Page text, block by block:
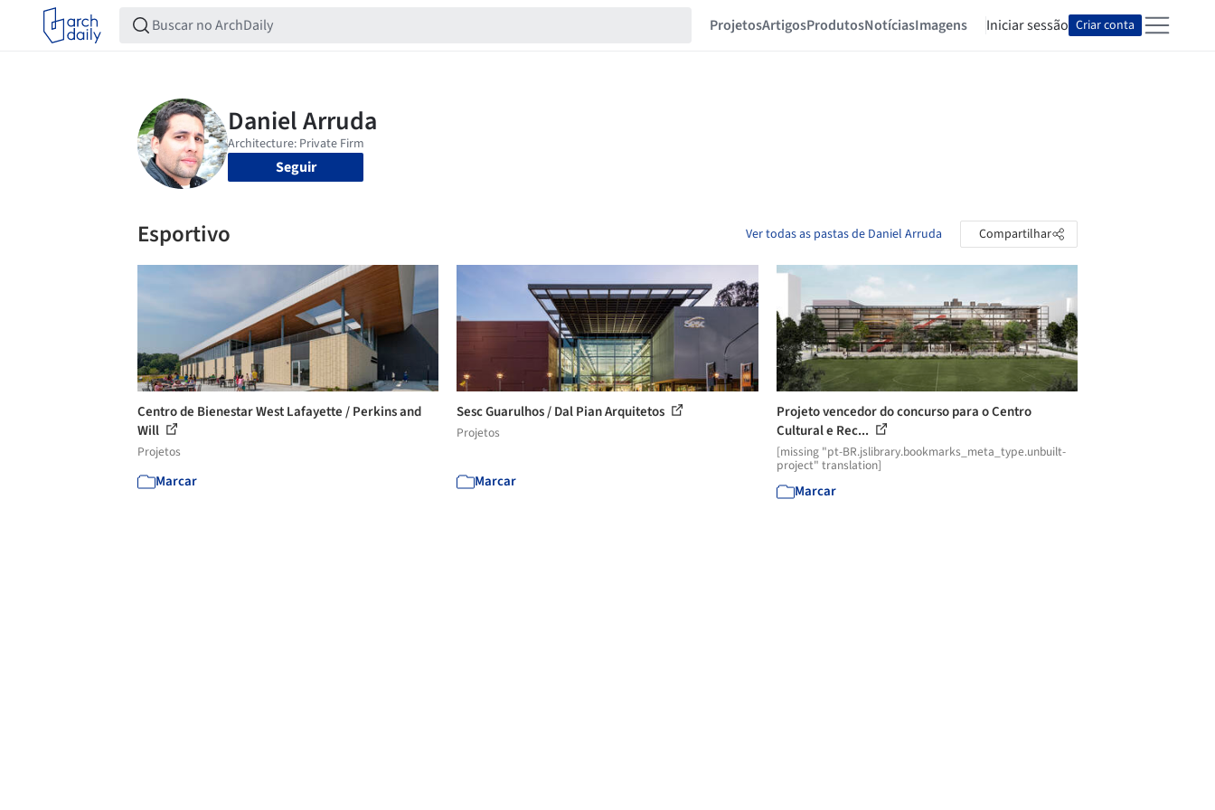
ProjetosArtigosProdutosNotíciasImagens Iniciar sessão Criar conta
Seguir
Esportivo Ver todas as pastas de Daniel Arruda Compartilhar
Centro de Bienestar West Lafayette / Perkins and
Will
Projetos
Marcar
Sesc Guarulhos / Dal Pian Arquitetos
Projetos
Marcar
Projeto vencedor do concurso para o Centro
Cultural e Rec...
[missing "pt-BR.jslibrary.bookmarks_meta_type.unbuilt-
project" translation]
Marcar